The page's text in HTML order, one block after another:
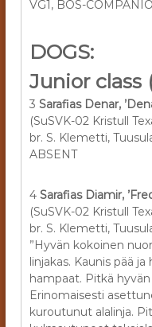
VG1, BOS-
DOGS:
Junior class
3Sarafias Denar,
(SuSVK-02 Kristull
br. S. Klemetti,
ABSENT
4Sarafias Diamir,
(SuSVK-02 Kristull
br. S. Klemetti,
”Hyvän kokoinen
linjakas. Kaunis pää
hampaat. Pitkä
Erinomaisesti
kuroutunut alalinja.